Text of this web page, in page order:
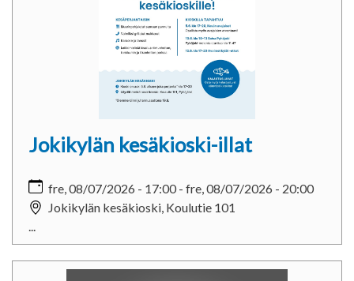
Jokikylän kesäkioski-illat
fre, 08/07/2026 - 17:00- fre, 08/07/2026 - 20:00
Jokikylän kesäkioski, Koulutie 101